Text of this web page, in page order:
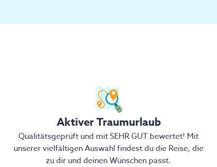
Aktiver Traumurlaub
Qualitätsgeprüft und mit SEHR GUT bewertet! Mit
unserer vielfältigen Auswahl findest du die Reise, die
zu dir und deinen Wünschen passt.